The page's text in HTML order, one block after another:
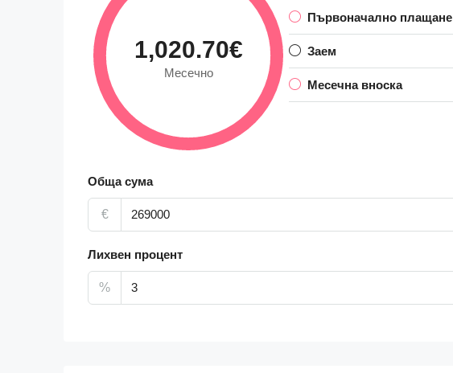
1,020.70€
Месечно
Първоначално плащане
Заем
Месечна вноска
Обща сума
€
Лихвен процент
%